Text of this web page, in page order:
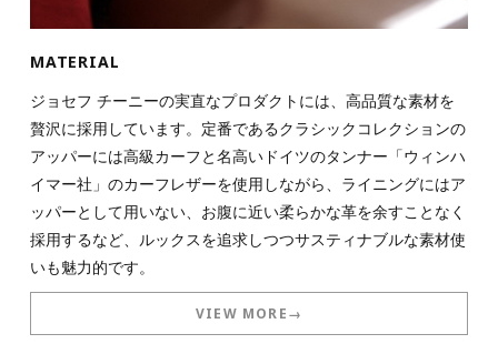
MATERIAL
ジョセフ チーニーの実直なプロダクトには、高品質な素材を
贅沢に採用しています。定番であるクラシックコレクションの
アッパーには高級カーフと名高いドイツのタンナー「ウィンハ
イマー社」のカーフレザーを使用しながら、ライニングにはア
ッパーとして用いない、お腹に近い柔らかな革を余すことなく
採用するなど、ルックスを追求しつつサスティナブルな素材使
いも魅力的です。
VIEW MORE→